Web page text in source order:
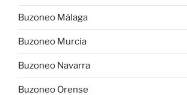
Buzoneo Málaga
Buzoneo Murcia
Buzoneo Navarra
Buzoneo Orense